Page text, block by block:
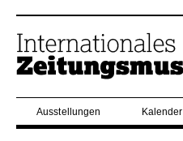
Ausstellungen Kalender